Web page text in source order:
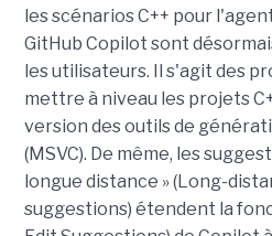
les scénarios C++ pour
GitHub Copilot sont
les utilisateurs. Il s'agit des
mettre à niveau les projets
version des outils de
(MSVC). De même, les
longue distance » (Long-
suggestions) étendent la